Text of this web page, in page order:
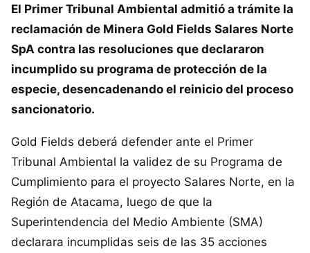
El Primer Tribunal Ambiental admitió a trámite la
reclamación de Minera Gold Fields Salares Norte
SpA contra las resoluciones que declararon
incumplido su programa de protección de la
especie, desencadenando el reinicio del proceso
sancionatorio.
Gold Fields deberá defender ante el Primer
Tribunal Ambiental la validez de su Programa de
Cumplimiento para el proyecto Salares Norte, en la
Región de Atacama, luego de que la
Superintendencia del Medio Ambiente (SMA)
declarara incumplidas seis de las 35 acciones